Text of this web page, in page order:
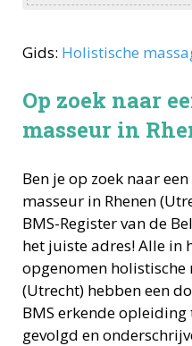
Gids: Holistische
Op zoek naar
masseur in
Ben je op zoek naar
masseur in Rhenen(
BMS-Register van de
het juiste adres! Alle in
opgenomen holistische
(Utrecht) hebben een
BMS erkende opleiding
gevolgd en